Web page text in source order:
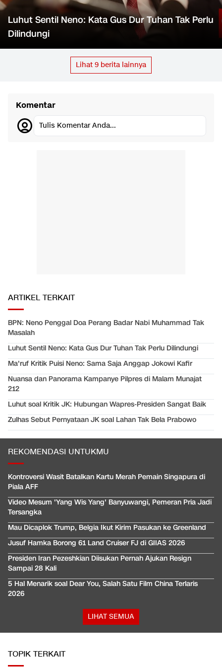
Luhut Sentil Neno: Kata Gus Dur Tuhan Tak Perlu
Dilindungi
Lihat 9 berita lainnya
Komentar
Tulis Komentar Anda...
ARTIKEL TERKAIT
BPN: Neno Penggal Doa Perang Badar Nabi Muhammad Tak
Masalah
Luhut Sentil Neno: Kata Gus Dur Tuhan Tak Perlu Dilindungi
Ma'ruf Kritik Puisi Neno: Sama Saja Anggap Jokowi Kafir
Nuansa dan Panorama Kampanye Pilpres di Malam Munajat
212
Luhut soal Kritik JK: Hubungan Wapres-Presiden Sangat Baik
Zulhas Sebut Pernyataan JK soal Lahan Tak Bela Prabowo
REKOMENDASI UNTUKMU
Kontroversi Wasit Batalkan Kartu Merah Pemain Singapura di
Piala AFF
Video Mesum 'Yang Wis Yang' Banyuwangi, Pemeran Pria Jadi
Tersangka
Mau Dicaplok Trump, Belgia Ikut Kirim Pasukan ke Greenland
Jusuf Hamka Borong 61 Land Cruiser FJ di GIIAS 2026
Presiden Iran Pezeshkian Diisukan Pernah Ajukan Resign
Sampai 28 Kali
5 Hal Menarik soal Dear You, Salah Satu Film China Terlaris
2026
LIHAT SEMUA
TOPIK TERKAIT